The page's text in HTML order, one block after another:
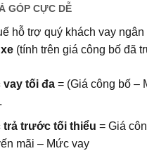
GÓP CỰC DỄ
hỗ trợ quý khách vay
(tính trên giá công bố đã
vay tối đa = (Giá công bố –
trả trước tối thiểu = Giá
mãi – Mức vay